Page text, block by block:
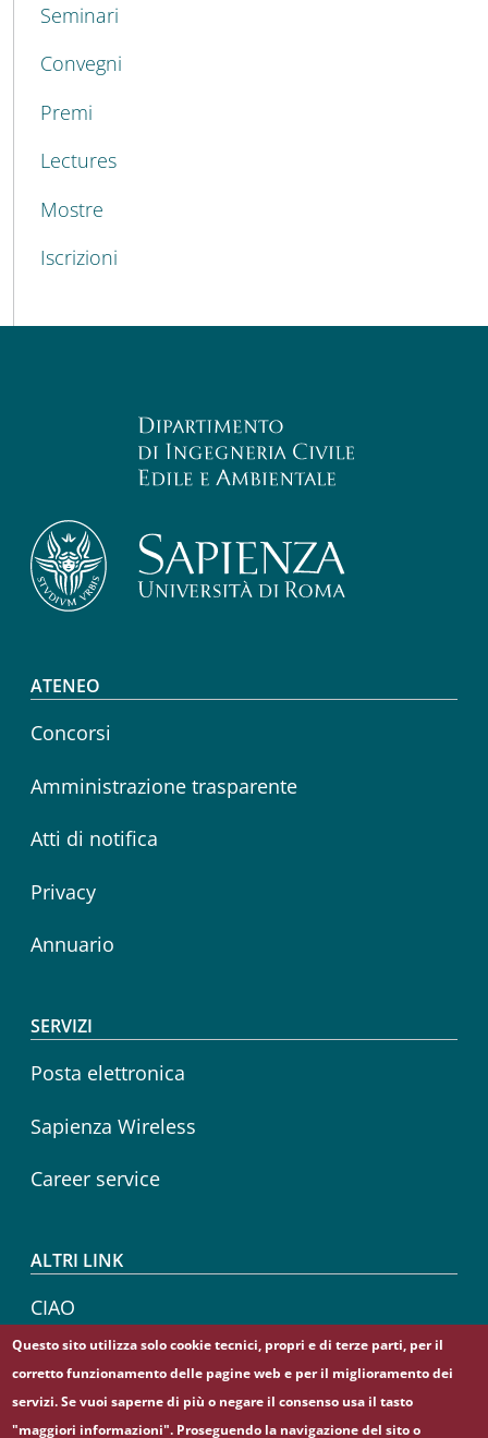
Seminari
Convegni
Premi
Lectures
Mostre
Iscrizioni
Footer menu
ATENEO
Concorsi
Amministrazione trasparente
Atti di notifica
Privacy
Annuario
SERVIZI
Posta elettronica
Sapienza Wireless
Career service
ALTRI LINK
CIAO
Questo sito utilizza solo cookie tecnici, propri e di terze parti, per il
corretto funzionamento delle pagine web e per il miglioramento dei
servizi. Se vuoi saperne di più o negare il consenso usa il tasto
"maggiori informazioni". Proseguendo la navigazione del sito o